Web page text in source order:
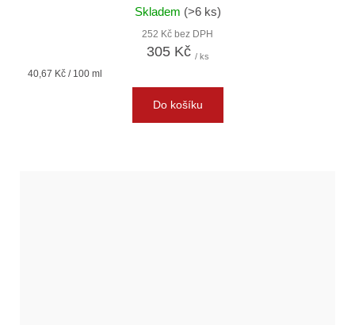
Skladem (>6 ks)
252 Kč bez DPH
305 Kč / ks
Měrná
40,67 Kč / 100 ml
Do košíku